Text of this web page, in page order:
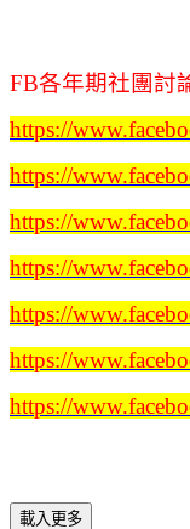
FB各年期社團討
https://
https://
https://
https://
https://
https://
https://
載入更多